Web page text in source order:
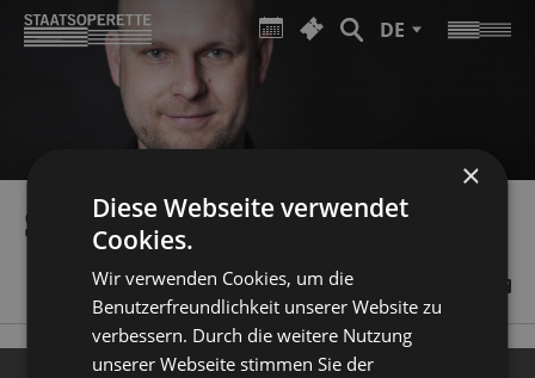
DE
SEBASTIAN RITSCHEL
×
Diese Webseite verwendet
Cookies.
Wir verwenden Cookies, um die
Benutzerfreundlichkeit unserer Website zu
verbessern. Durch die weitere Nutzung
unserer Webseite stimmen Sie der